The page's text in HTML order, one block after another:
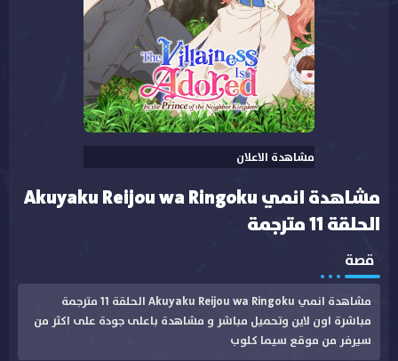
مشاهدة الاعلان
مشاهدة انمي Akuyaku Reijou wa Ringoku
الحلقة 11 مترجمة
قصة
مشاهدة انمي Akuyaku Reijou wa Ringoku الحلقة 11 مترجمة
مباشرة اون لاين وتحميل مباشر و مشاهدة باعلى جودة على اكثر من
سيرفر من موقع سيما كلوب